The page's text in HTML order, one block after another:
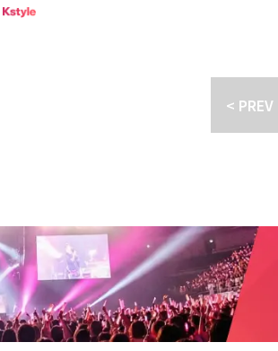
ナルアニメ「LAZARUS ラザロ」 ／ Kamasi
jjean ／ 丸山 武蔵（ミキシング＆マスタリング・エン
ion with 京都芸術大学anna's cradle ／ brooks◆ベスト
wered by SpotifyGOD_i ／ Number_i◆ベスト・オブ・
nted by JASRAC大森元貴◆ラジオ特別賞 Radio Rising
Best Fandom Artist powered by LINE MUSIC ＆ Yahoo
特別賞 家族が選んだベストソング 2025 powered by 家
開催概要「MUSIC AWARDS JAPAN 2026」2026年6月
（金）～6月13日（土）会場：TOYOTA ARENA TOKYO
機構（ジェトロ）協力：文化庁経済産業省後援：東京都
法人東京臨海副都心まちづくり協議会■関連リンク「
ィ：Adoゲスト：LE SSERAFIM
-」の先行配信は、8月8日（火）18時にスタートする。
デビュー後、社会現象を巻き起こし、2021年にはオリ
数の10曲を送り込み、Billboard JAPAN「Artist 100」で
ILM RED」の歌姫・ウタの歌唱キャストに抜擢され、豪
し、同曲は日本の曲として初めてApple Music「Global
な大記録を次々と打ち立てている。名実ともに日本トッ
リコン上半期ランキング 2023」の「アーティスト別セー
ィスト史上初の期間内売上10億円超えで1位を獲得した
アーティストの豪華コラボが実現した。日本2ndシングル
ミングで、予告されていたサプライズの内容が明らかに
◆Ado コメントこの度、LE SSERAFIMさんの日本2ndシ
< PREV